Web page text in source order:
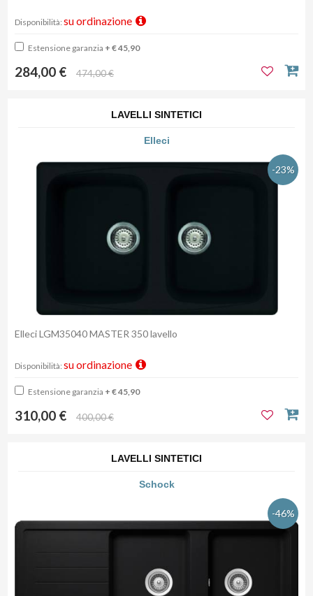
Disponibilità: su ordinazione
Estensione garanzia + € 45,90
284,00 € 474,00 €
LAVELLI SINTETICI
Elleci
-23%
Elleci LGM35040 MASTER 350 lavello
Disponibilità: su ordinazione
Estensione garanzia + € 45,90
310,00 € 400,00 €
LAVELLI SINTETICI
Schock
-46%